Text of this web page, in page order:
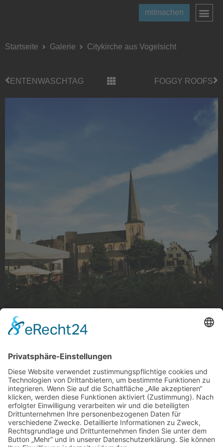
mitmachen
Startseite Galerie Citykirche aus Vogelsicht
ENTENWASCHTAG FOGGY ROOFS
Citykirche aus Vogelsicht
Citykirche aus Vogelsicht am Alten Markt, Gladbach
Foto: cubagott via Instagram